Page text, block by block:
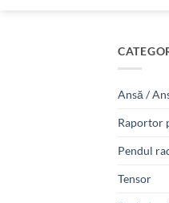
Ansă /
Raportor
Pendul
Tensor